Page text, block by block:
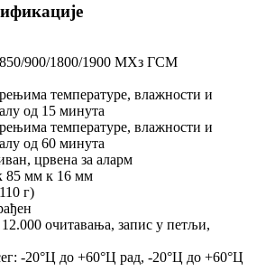
900/1800/1900 МХз ГСМ
температуре, влажности и
од 15 минута
температуре, влажности и
од 60 минута
црвена за аларм
85 мм к 16 мм
г)
очитавања, запис у петљи,
-20°Ц до +60°Ц рад, -20°Ц до +60°Ц